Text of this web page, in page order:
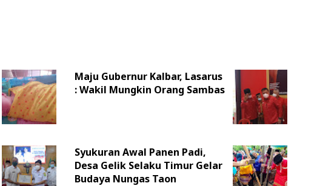
Maju Gubernur Kalbar, Lasarus
: Wakil Mungkin Orang Sambas
Syukuran Awal Panen Padi,
Desa Gelik Selaku Timur Gelar
Budaya Nungas Taon